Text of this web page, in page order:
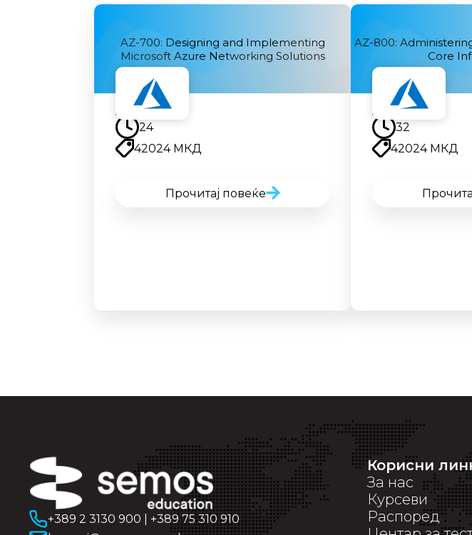
AZ-700: Designing and Implementing
Microsoft Azure Networking Solutions
Наскоро
24
42024 МКД
Прочитај повеќе
AZ-800:
Core
Наскоро
32
42024 МКД
+389 2 3130 900
+389 75 310 910
Корисни
За нас
Курсеви
Распоред